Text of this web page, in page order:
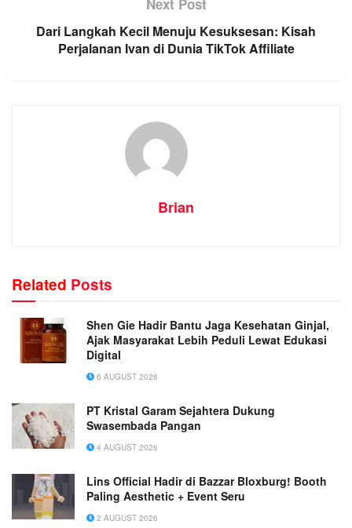
Next Post
Dari Langkah Kecil Menuju Kesuksesan: Kisah
Perjalanan Ivan di Dunia TikTok Affiliate
Brian
Related Posts
Shen Gie Hadir Bantu Jaga Kesehatan Ginjal,
Ajak Masyarakat Lebih Peduli Lewat Edukasi
Digital
6 AUGUST 2026
PT Kristal Garam Sejahtera Dukung
Swasembada Pangan
4 AUGUST 2026
Lins Official Hadir di Bazzar Bloxburg! Booth
Paling Aesthetic + Event Seru
2 AUGUST 2026